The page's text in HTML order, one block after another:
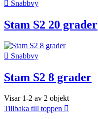
 Snabbvy
Stam S2 20 grader
 Snabbvy
Stam S2 8 grader
Visar 1-2 av 2 objekt
Tillbaka till toppen 